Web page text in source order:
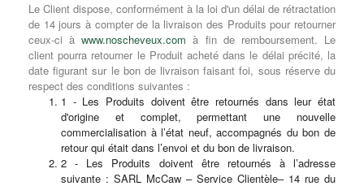
Le Client dispose, conformément à la loi d'un délai de rétractation
de 14 jours à compter de la livraison des Produits pour retourner
ceux-ci àwww.noscheveux.com à fin de remboursement. Le
client pourra retourner le Produit acheté dans le délai précité, la
date figurant sur le bon de livraison faisant foi, sous réserve du
respect des conditions suivantes :
1 - Les Produits doivent être retournés dans leur état
d'origine et complet, permettant une nouvelle
commercialisation à l’état neuf, accompagnés du bon de
retour qui était dans l’envoi et du bon de livraison.
2 - Les Produits doivent être retournés à l’adresse
suivante : SARL McCaw – Service Clientèle– 14 rue du